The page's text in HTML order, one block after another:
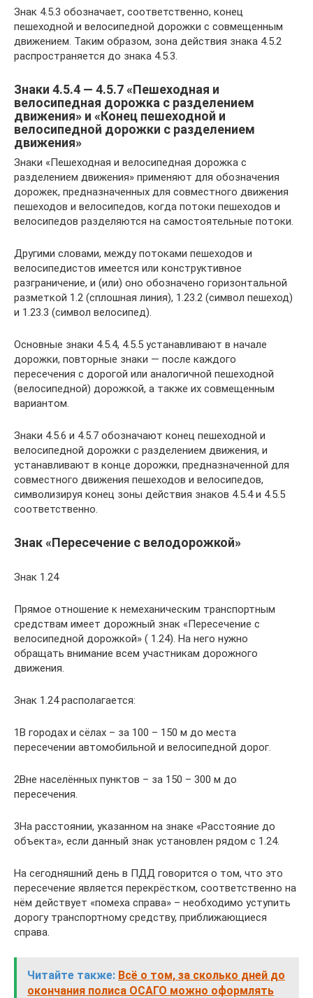
Знак 4.5.3 обозначает, соответственно, конец
пешеходной и велосипедной дорожки с совмещенным
движением. Таким образом, зона действия знака 4.5.2
распространяется до знака 4.5.3.
Знаки 4.5.4 — 4.5.7 «Пешеходная и
велосипедная дорожка с разделением
движения» и «Конец пешеходной и
велосипедной дорожки с разделением
движения»
Знаки «Пешеходная и велосипедная дорожка с
разделением движения» применяют для обозначения
дорожек, предназначенных для совместного движения
пешеходов и велосипедов, когда потоки пешеходов и
велосипедов разделяются на самостоятельные потоки.
Другими словами, между потоками пешеходов и
велосипедистов имеется или конструктивное
разграничение, и (или) оно обозначено горизонтальной
разметкой 1.2 (сплошная линия), 1.23.2 (символ пешеход)
и 1.23.3 (символ велосипед).
Основные знаки 4.5.4, 4.5.5 устанавливают в начале
дорожки, повторные знаки — после каждого
пересечения с дорогой или аналогичной пешеходной
(велосипедной) дорожкой, а также их совмещенным
вариантом.
Знаки 4.5.6 и 4.5.7 обозначают конец пешеходной и
велосипедной дорожки с разделением движения, и
устанавливают в конце дорожки, предназначенной для
совместного движения пешеходов и велосипедов,
символизируя конец зоны действия знаков 4.5.4 и 4.5.5
соответственно.
Знак «Пересечение с велодорожкой»
Знак 1.24
Прямое отношение к немеханическим транспортным
средствам имеет дорожный знак «Пересечение с
велосипедной дорожкой» ( 1.24). На него нужно
обращать внимание всем участникам дорожного
движения.
Знак 1.24 располагается:
1В городах и сёлах – за 100 – 150 м до места
пересечении автомобильной и велосипедной дорог.
2Вне населённых пунктов – за 150 – 300 м до
пересечения.
3На расстоянии, указанном на знаке «Расстояние до
объекта», если данный знак установлен рядом с 1.24.
На сегодняшний день в ПДД говорится о том, что это
пересечение является перекрёстком, соответственно на
нём действует «помеха справа» – необходимо уступить
дорогу транспортному средству, приближающиеся
справа.
Читайте также: Всё о том, за сколько дней до
окончания полиса ОСАГО можно оформлять